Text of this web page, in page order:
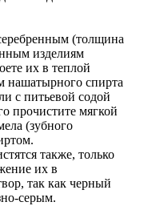
(толщина
изделиям
их в теплой
нашатырного спирта
с питьевой содой
прочистите мягкой
(зубного
также, только
их в
так как черный
серым.